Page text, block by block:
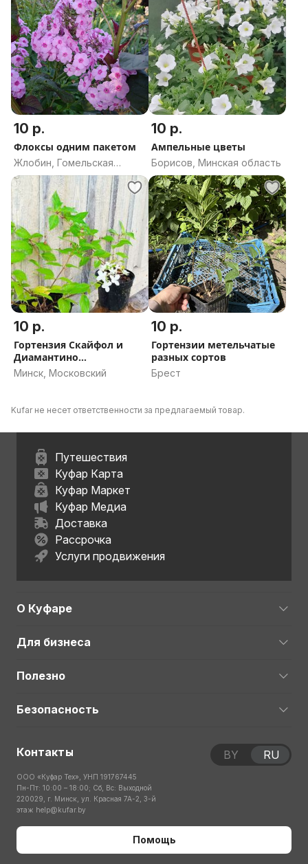
10 р.
Флоксы одним пакетом
Жлобин, Гомельская
область
10 р.
Ампельные цветы
Борисов, Минская область
10 р.
Гортензия Скайфол и
Диамантино
(метельчатые)
Минск, Московский
10 р.
Гортензии метельчатые
разных сортов
Брест
Kufar не несет ответственности за предлагаемый товар.
Путешествия
Куфар Карта
Куфар Маркет
Куфар Медиа
Доставка
Рассрочка
Услуги продвижения
О Куфаре
Для бизнеса
Полезно
Безопасность
Контакты
ООО «Куфар Тех», УНП 191767445
Пн-Пт: 10:00 – 18:00; Сб, Вс: Выходной
220029, г. Минск, ул. Красная 7А-2, 3-й
этаж help@kufar.by
Помощь
BY RU